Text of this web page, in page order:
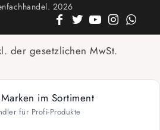
2026
der gesetzlichen MwSt.
im Sortiment
für Profi-Produkte